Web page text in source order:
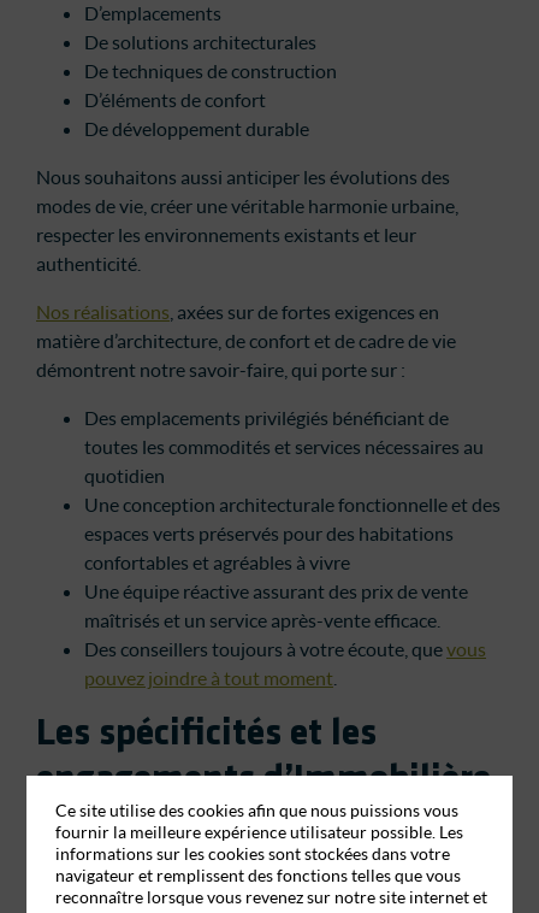
D’emplacements
De solutions architecturales
De techniques de construction
D’éléments de confort
De développement durable
Nous souhaitons aussi anticiper les évolutions des
modes de vie, créer une véritable harmonie urbaine,
respecter les environnements existants et leur
authenticité.
Nos réalisations , axées sur de fortes exigences en
matière d’architecture, de confort et de cadre de vie
démontrent notre savoir-faire, qui porte sur :
Des emplacements privilégiés bénéficiant de
toutes les commodités et services nécessaires au
quotidien
Une conception architecturale fonctionnelle et des
espaces verts préservés pour des habitations
confortables et agréables à vivre
Une équipe réactive assurant des prix de vente
maîtrisés et un service après-vente efficace.
Des conseillers toujours à votre écoute, quevous
pouvez joindre à tout moment
Les spécificités et les
engagements d’Immobilière
Sud Atlantique
Historiquement, les fondements d’Immobilière Sud
Atlantique reposent sur la vente de biens à destination
Ce site utilise des cookies afin que nous puissions vous
fournir la meilleure expérience utilisateur possible. Les
informations sur les cookies sont stockées dans votre
navigateur et remplissent des fonctions telles que vous
reconnaître lorsque vous revenez sur notre site internet et